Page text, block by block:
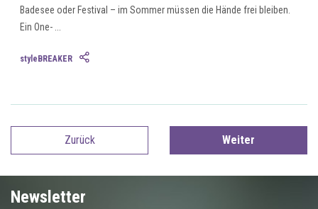
Badesee oder Festival – im Sommer müssen die Hände frei bleiben.
Ein One- ...
styleBREAKER
Zurück Weiter
Newsletter